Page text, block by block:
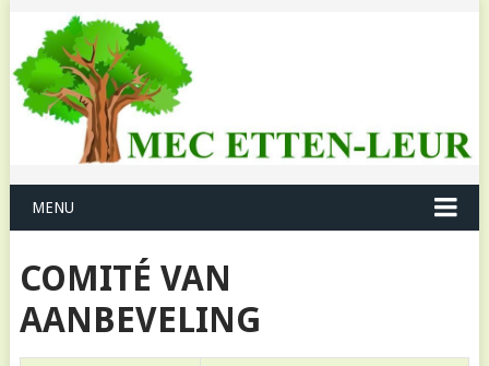
MENU
COMITÉ VAN
AANBEVELING